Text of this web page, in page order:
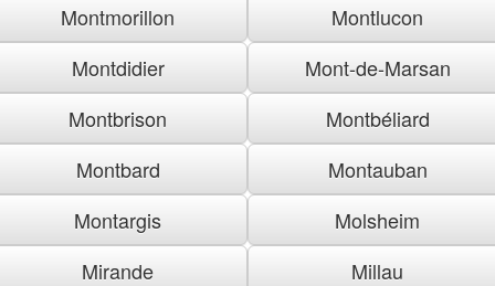
Montmorillon
Montlucon
Montdidier
Mont-de-Marsan
Montbrison
Montbéliard
Montbard
Montauban
Montargis
Molsheim
Mirande
Millau